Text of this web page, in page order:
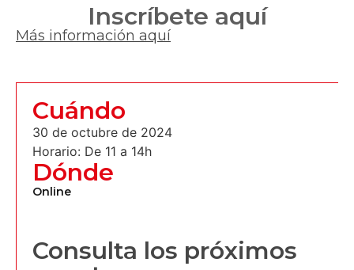
Inscríbete aquí
Más información aquí
Cuándo
30 de octubre de 2024
Horario: De 11 a 14h
Dónde
Online
Consulta los próximos